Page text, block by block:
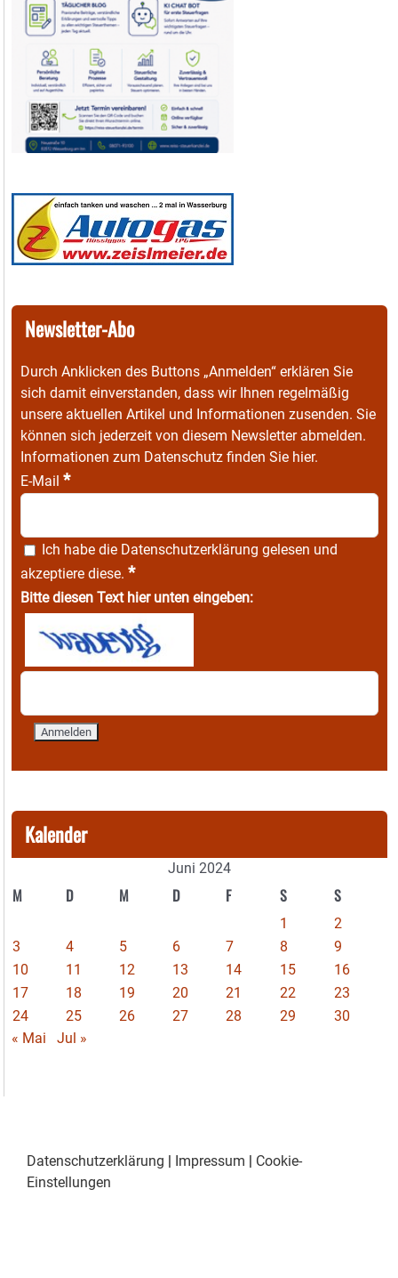
Newsletter-Abo
Durch Anklicken des Buttons „Anmelden“ erklären Sie
sich damit einverstanden, dass wir Ihnen regelmäßig
unsere aktuellen Artikel und Informationen zusenden. Sie
können sich jederzeit von diesem Newsletter abmelden.
Informationen zum Datenschutz finden Sie hier.
E-Mail *
Ich habe die Datenschutzerklärung gelesen und
akzeptiere diese. *
Bitte diesen Text hier unten eingeben:
Kalender
Juni 2024
M D M D F S S
1
2
3
4 5 6 7 8
9
10
11 12 13 14 15
16
17
18 19 20 21 22
23
24
25 26 27 28 29
30
« Mai
Jul »
Datenschutzerklärung Impressum
Cookie-
Einstellungen